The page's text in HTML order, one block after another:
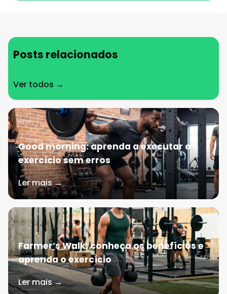
Posts relacionados
Ver todos →
Good morning: aprenda a executar o
exercício sem erros
Ler mais →
Farmer’s Walk: conheça os benefícios e
aprenda o exercício
Ler mais →